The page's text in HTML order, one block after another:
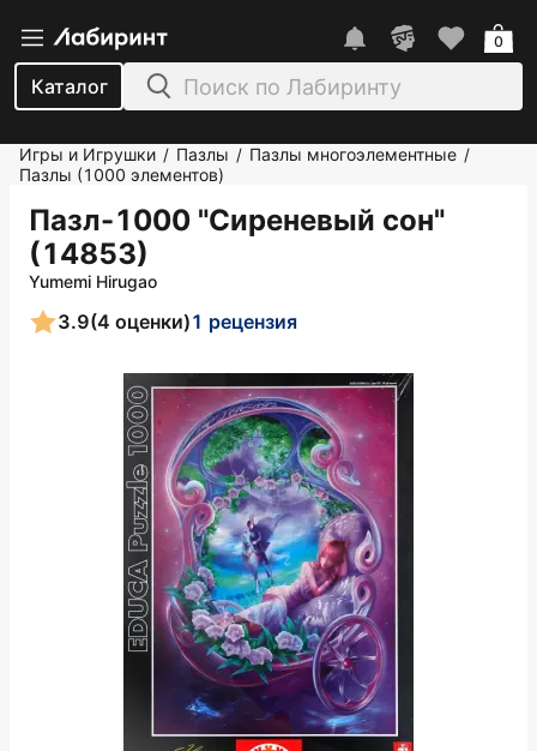
Каталог
0
Игры и Игрушки / Пазлы / Пазлы многоэлементные /
Пазлы (1000 элементов)
Пазл-1000 "Сиреневый сон"
(14853)
Yumemi Hirugao
3.9(4 оценки)1 рецензия